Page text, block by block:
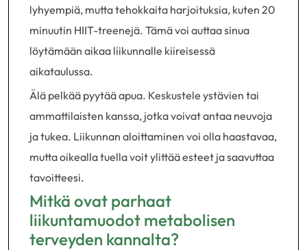
lyhyempiä, mutta tehokkaita harjoituksia, kuten 20
minuutin HIIT-treenejä. Tämä voi auttaa sinua
löytämään aikaa liikunnalle kiireisessä
aikataulussa.
Älä pelkää pyytää apua. Keskustele ystävien tai
ammattilaisten kanssa, jotka voivat antaa neuvoja
ja tukea. Liikunnan aloittaminen voi olla haastavaa,
mutta oikealla tuella voit ylittää esteet ja saavuttaa
tavoitteesi.
Mitkä ovat parhaat
liikuntamuodot metabolisen
terveyden kannalta?